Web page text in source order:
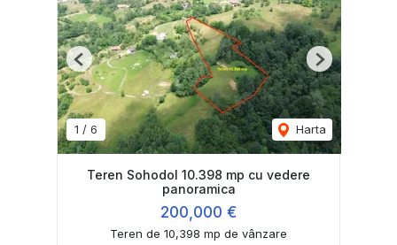
1 / 6 Harta
Previous Next
Teren Sohodol 10.398 mp cu vedere
panoramica
200,000 €
Teren de 10,398 mp de vânzare